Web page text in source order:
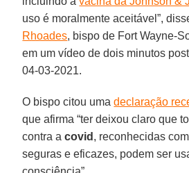
uso é moralmente aceitável”,
Rhoades, bispo de Fort Wayne-
em um vídeo de dois minutos
04-03-2021.
O bispo citou umadeclaração
que afirma “ter deixou claro que
contra acovid , reconhecidas
seguras e eficazes, podem ser